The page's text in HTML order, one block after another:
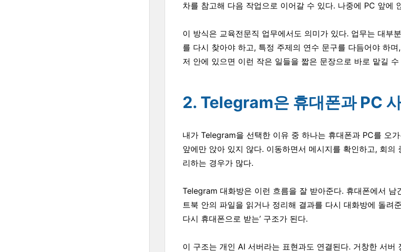
차를 참고해 다음 작업으로 이어갈 수 있다. 나중에 PC 앞에
이 방식은 교육전문직 업무에서도 의미가 있다. 업무는 대부
를 다시 찾아야 하고, 특정 주제의 연수 문구를 다듬어야 하
저 안에 있으면 이런 작은 일들을 짧은 문장으로 바로 맡길 수
2. Telegram은 휴대폰과 PC
내가 Telegram을 선택한 이유 중 하나는 휴대폰과 PC를 오
앞에만 앉아 있지 않다. 이동하면서 메시지를 확인하고, 회
리하는 경우가 많다.
Telegram 대화방은 이런 흐름을 잘 받아준다. 휴대폰에서
트북 안의 파일을 읽거나 정리해 결과를 다시 대화방에 돌려
다시 휴대폰으로 받는’ 구조가 된다.
이 구조는 개인 AI 서버라는 표현과도 연결된다. 거창한 서